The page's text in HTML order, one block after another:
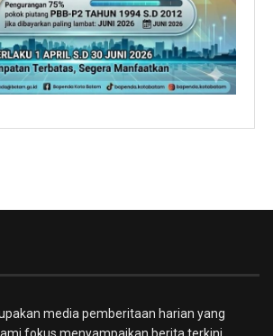
media pemberitaan harian yang